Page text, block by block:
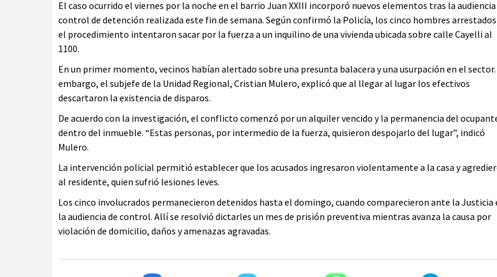
El caso ocurrido el viernes por la noche en el barrio Juan XXIII incorporó nuevos elementos tras la audiencia
control de detención realizada este fin de semana. Según confirmó la Policía, los cinco hombres
el procedimiento intentaron sacar por la fuerza a un inquilino de una vivienda ubicada sobre calle Cayelli al
1100.
En un primer momento, vecinos habían alertado sobre una presunta balacera y una usurpación en el sector.
embargo, el subjefe de la Unidad Regional, Cristian Mulero, explicó que al llegar al lugar los efectivos
descartaron la existencia de disparos.
De acuerdo con la investigación, el conflicto comenzó por un alquiler vencido y la permanencia del
dentro del inmueble. “Estas personas, por intermedio de la fuerza, quisieron despojarlo del lugar”, indicó
Mulero.
La intervención policial permitió establecer que los acusados ingresaron violentamente a la casa y
al residente, quien sufrió lesiones leves.
Los cinco involucrados permanecieron detenidos hasta el domingo, cuando comparecieron ante la Justicia
la audiencia de control. Allí se resolvió dictarles un mes de prisión preventiva mientras avanza la causa por
violación de domicilio, daños y amenazas agravadas.